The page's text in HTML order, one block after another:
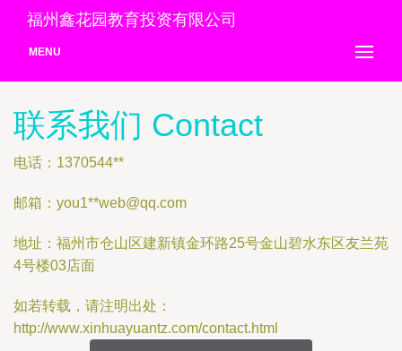
福州鑫花园教育投资有限公司
MENU
联系我们 Contact
电话：1370544**
邮箱：you1**web@qq.com
地址：福州市仓山区建新镇金环路25号金山碧水东区友兰苑
4号楼03店面
如若转载，请注明出处：
http://www.xinhuayuantz.com/contact.html